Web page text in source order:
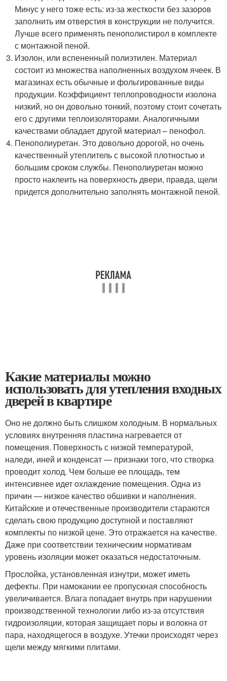
Минус у него тоже есть: из-за жесткости без зазоров
заполнить им отверстия в конструкции не получится.
Лучше всего применять пенополистирол в комплекте
с монтажной пеной.
Изолон, или вспененный полиэтилен. Материал
состоит из множества наполненных воздухом ячеек. В
магазинах есть обычные и фольгированные виды
продукции. Коэффициент теплопроводности изолона
низкий, но он довольно тонкий, поэтому стоит сочетать
его с другими теплоизоляторами. Аналогичными
качествами обладает другой материал – пенофол.
Пенополиуретан. Это довольно дорогой, но очень
качественный утеплитель с высокой плотностью и
большим сроком службы. Пенополиуретан можно
просто наклеить на поверхность двери, правда, щели
придется дополнительно заполнять монтажной пеной.
Какие материалы можно
использовать для утепления входных
дверей в квартире
Оно не должно быть слишком холодным. В нормальных
условиях внутренняя пластина нагревается от
помещения. Поверхность с низкой температурой,
наледи, иней и конденсат — признаки того, что створка
проводит холод. Чем больше ее площадь, тем
интенсивнее идет охлаждение помещения. Одна из
причин — низкое качество обшивки и наполнения.
Китайские и отечественные производители стараются
сделать свою продукцию доступной и поставляют
комплекты по низкой цене. Это отражается на качестве.
Даже при соответствии техническим нормативам
уровень изоляции может оказаться недостаточным.
Прослойка, установленная изнутри, может иметь
дефекты. При намокании ее пропускная способность
увеличивается. Влага попадает внутрь при нарушении
производственной технологии либо из-за отсутствия
гидроизоляции, которая защищает поры и волокна от
пара, находящегося в воздухе. Утечки происходят через
щели между мягкими плитами.